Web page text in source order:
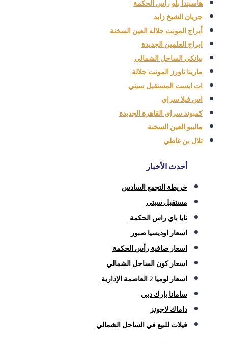
هاسيندا بلو راس الحكمة
جريان الشيخ زايد
أبراج المونت جلاله العين السخنة
ابراج العلمين الجديدة
بيانكي الساحل الشمالي
مارينا تاورز المونت جلالة
ات ايست المستقبل سيتي
اس فيلا سراي
كمبوند سراي القاهرة الجديدة
ماليبو العين السخنة
تلال بن غاطي
أحدث الأخبار
خريطة التجمع السادس
مستقبل سيتي
نايا باي راس الحكمة
اسعار اوديسيا صبور
اسعار صافية رأس الحكمة
اسعار كون الساحل الشمالي
اسعار لوميا 2 العاصمة الإدارية
سامانا بارك دبي
داماك لاجونز
فيلات للبيع في الساحل الشمالي